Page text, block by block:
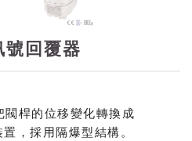
回覆器
桿的位移變化轉換成
，採用隔爆型結構。